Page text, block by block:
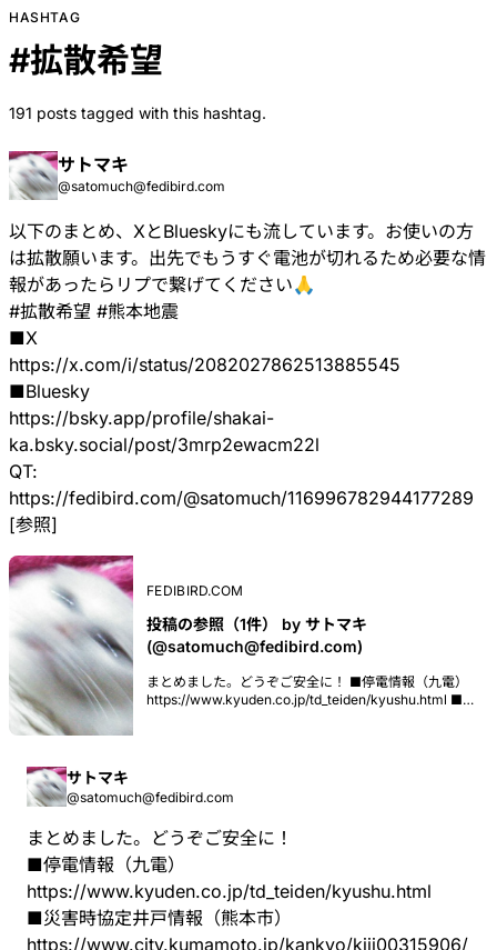
HASHTAG
#拡散希望
191 posts tagged with this hashtag.
サトマキ
@satomuch@fedibird.com
以下のまとめ、XとBlueskyにも流しています。お使いの方
は拡散願います。出先でもうすぐ電池が切れるため必要な情
報があったらリプで繋げてください🙏
#拡散希望 #熊本地震
■X
https://x.com/i/status/2082027862513885545
■Bluesky
https://bsky.app/profile/shakai-
ka.bsky.social/post/3mrp2ewacm22l
QT:
https://fedibird.com/@satomuch/116996782944177289
[参照]
FEDIBIRD.COM
投稿の参照（1件） by サトマキ
(@satomuch@fedibird.com)
まとめました。どうぞご安全に！ ■停電情報（九電）
https://www.kyuden.co.jp/td_teiden/kyushu.html ■
west.co.jp/ptd/map/search/addrlist/43/ ■熊本県公衆
トイレ一覧（NAVITIME）
災害用伝言板サービス（WEB171）
https://www.web171.jp/web171app/topRedirect/ #熊
本地震
サトマキ
@satomuch@fedibird.com
まとめました。どうぞご安全に！
■停電情報（九電）
https://www.kyuden.co.jp/td_teiden/kyushu.html
■災害時協定井戸情報（熊本市）
https://www.city.kumamoto.jp/kankyo/kiji00315906/